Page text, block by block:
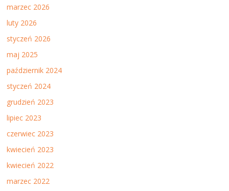
marzec 2026
luty 2026
styczeń 2026
maj 2025
październik 2024
styczeń 2024
grudzień 2023
lipiec 2023
czerwiec 2023
kwiecień 2023
kwiecień 2022
marzec 2022